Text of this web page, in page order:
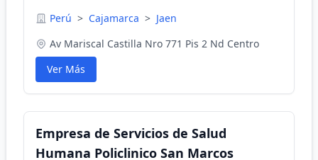
Perú > Cajamarca > Jaen
Av Mariscal Castilla Nro 771 Pis 2 Nd Centro
Ver Más
Empresa de Servicios de Salud
Humana Policlinico San Marcos